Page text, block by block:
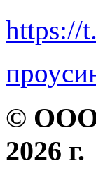
https://
© ООО
2026 г.